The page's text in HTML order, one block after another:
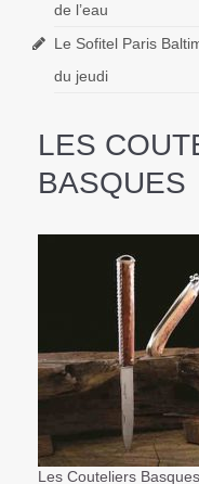
de l’eau
Le Sofitel Paris
du jeudi
LES
BASQUES
Les Couteliers